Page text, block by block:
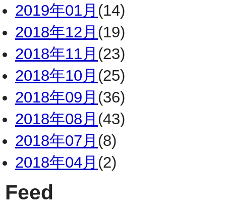
2019年01月 (14)
2018年12月 (19)
2018年11月 (23)
2018年10月 (25)
2018年09月 (36)
2018年08月 (43)
2018年07月 (8)
2018年04月 (2)
Feed